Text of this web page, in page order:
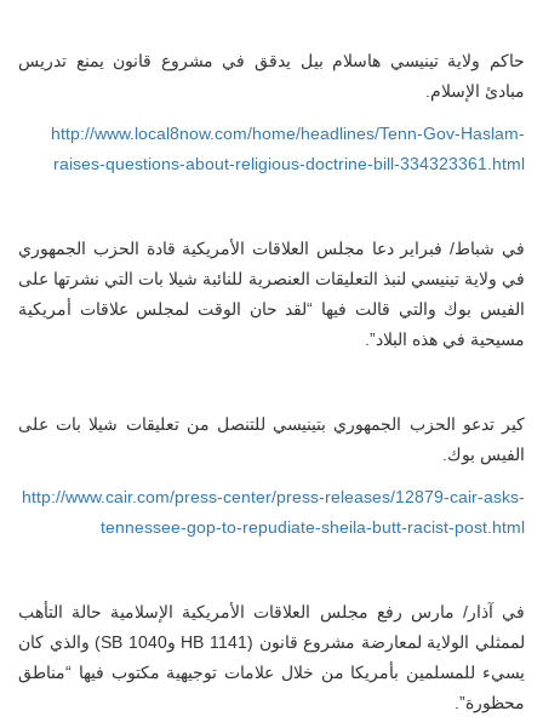
حاكم ولاية تينيسي هاسلام بيل يدقق في مشروع قانون يمنع تدريس
مبادئ الإسلام.
http://www.local8now.com/home/headlines/Tenn-Gov-Haslam-
raises-questions-about-religious-doctrine-bill-334323361.html
في شباط/ فبراير دعا مجلس العلاقات الأمريكية قادة الحزب الجمهوري
في ولاية تينيسي لنبذ التعليقات العنصرية للنائبة شيلا بات التي نشرتها على
الفيس بوك والتي قالت فيها “لقد حان الوقت لمجلس علاقات أمريكية
مسيحية في هذه البلاد”.
كير تدعو الحزب الجمهوري بتينيسي للتنصل من تعليقات شيلا بات على
الفيس بوك.
http://www.cair.com/press-center/press-releases/12879-cair-asks-
tennessee-gop-to-repudiate-sheila-butt-racist-post.html
في آذار/ مارس رفع مجلس العلاقات الأمريكية الإسلامية حالة التأهب
لممثلي الولاية لمعارضة مشروع قانون (HB 1141 وSB 1040) والذي كان
يسيء للمسلمين بأمريكا من خلال علامات توجيهية مكتوب فيها “مناطق
محظورة”.